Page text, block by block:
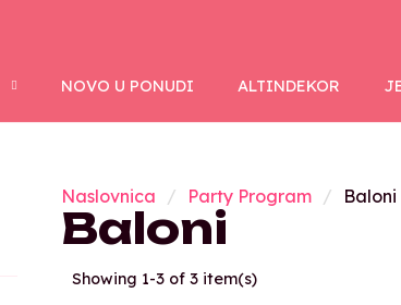
NOVO U PONUDI ALTINDEKOR
Naslovnica Party Program Baloni
Baloni
Showing 1-3 of 3 item(s)